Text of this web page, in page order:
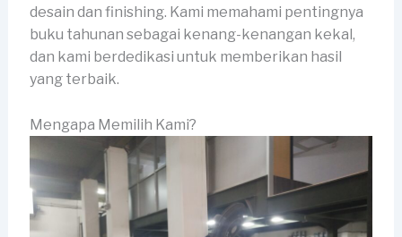
desain dan finishing. Kami memahami pentingnya
buku tahunan sebagai kenang-kenangan kekal,
dan kami berdedikasi untuk memberikan hasil
yang terbaik.
Mengapa Memilih Kami?